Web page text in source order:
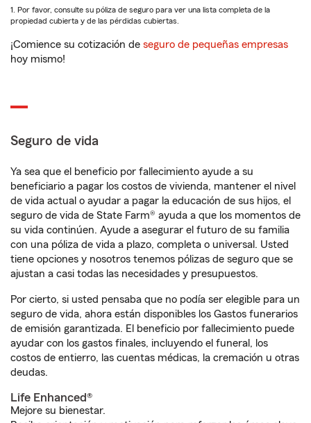
1. Por favor, consulte su póliza de seguro para ver una lista completa de la
propiedad cubierta y de las pérdidas cubiertas.
¡Comience su cotización de seguro de pequeñas empresas
hoy mismo!
Seguro de vida
Ya sea que el beneficio por fallecimiento ayude a su
beneficiario a pagar los costos de vivienda, mantener el nivel
de vida actual o ayudar a pagar la educación de sus hijos, el
seguro de vida de State Farm® ayuda a que los momentos de
su vida continúen. Ayude a asegurar el futuro de su familia
con una póliza de vida a plazo, completa o universal. Usted
tiene opciones y nosotros tenemos pólizas de seguro que se
ajustan a casi todas las necesidades y presupuestos.
Por cierto, si usted pensaba que no podía ser elegible para un
seguro de vida, ahora están disponibles los Gastos funerarios
de emisión garantizada. El beneficio por fallecimiento puede
ayudar con los gastos finales, incluyendo el funeral, los
costos de entierro, las cuentas médicas, la cremación u otras
deudas.
Life Enhanced®
Mejore su bienestar.